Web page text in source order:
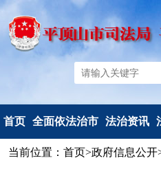
首页 全面依法治市 法治资讯
当前位置： 首页>政府信息公开